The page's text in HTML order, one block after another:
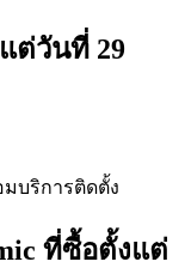
ต่วันที่ 29
มบริการติดตั้ง
ที่ซื้อตั้งแต่